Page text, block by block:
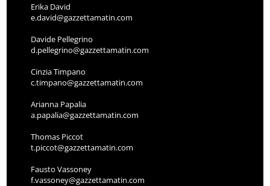
Erika David
e.david@gazzettamatin.com
Davide Pellegrino
d.pellegrino@gazzettamatin.com
Cinzia Timpano
c.timpano@gazzettamatin.com
Arianna Papalia
a.papalia@gazzettamatin.com
Thomas Piccot
t.piccot@gazzettamatin.com
Fausto Vassoney
f.vassoney@gazzettamatin.com